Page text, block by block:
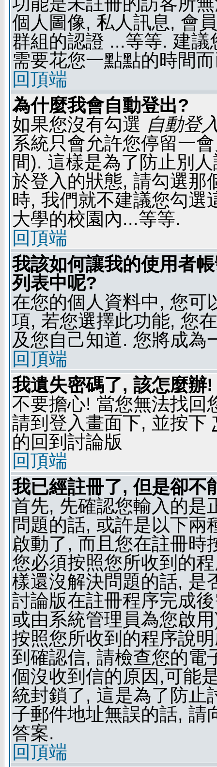
個人圖像, 私人訊息, 會
群組的認證 ...等等. 建
需要花您一點點的時間
回頂端
為什麼我會自動登出?
如果您沒有勾選 自動登
系統只會允許您停留一
間). 這樣是為了防止別
於登入的狀態, 請勾選那
時, 我們就不建議您勾選
大學的校園內...等等.
回頂端
我該如何讓我的使用者
列表中呢?
在您的個人資料中, 您可
項, 若您選擇此功能, 您
及您自己知道. 您將成為
回頂端
我遺失密碼了, 該怎麼辦!
不要擔心! 當您無法找回
請到登入畫面下, 並按下
的回到討論版
回頂端
我已經註冊了, 但是卻不
首先, 先確認您輸入的是
問題的話, 或許是以下兩
啟動了, 而且您在註冊時
您必須按照您所收到的
樣還沒解決問題的話, 是
討論版在註冊程序完成
或由系統管理員為您啟
按照您所收到的程序說
到確認信, 請檢查您的電
個沒收到信的原因,可能
統封鎖了, 這是為了防止
子郵件地址無誤的話, 請
答案.
回頂端